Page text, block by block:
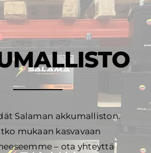
Yhteystiedot
Salaman akkumalliston.
mukaan kasvavaan
– ota yhteyttä